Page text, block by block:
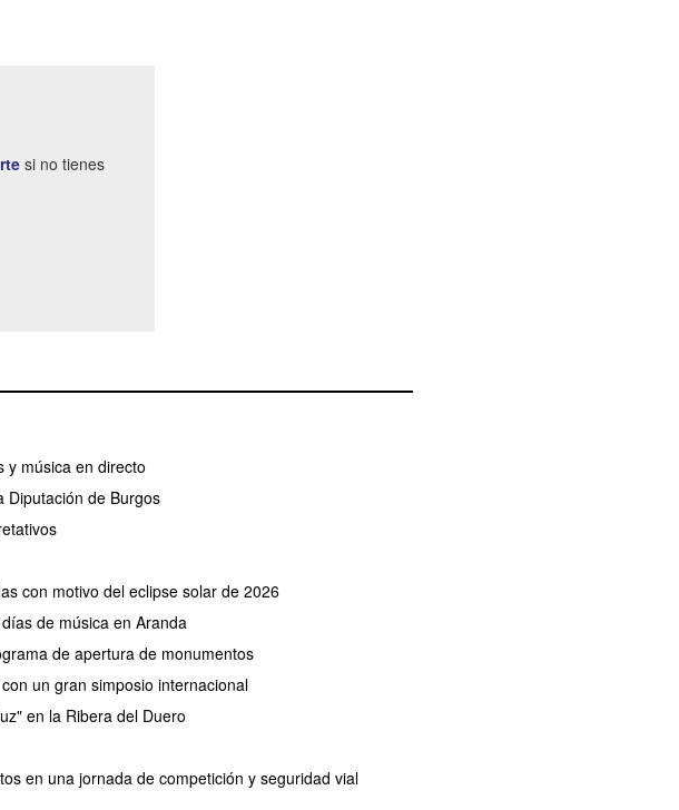
si no tienes
y música en directo
Diputación de Burgos
con motivo del eclipse solar de 2026
de música en Aranda
de apertura de monumentos
un gran simposio internacional
en la Ribera del Duero
en una jornada de competición y seguridad vial